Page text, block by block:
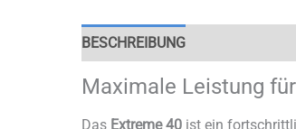
BESCHREIBUNG
Maximale Leistung
Das Extreme 40 ist ein